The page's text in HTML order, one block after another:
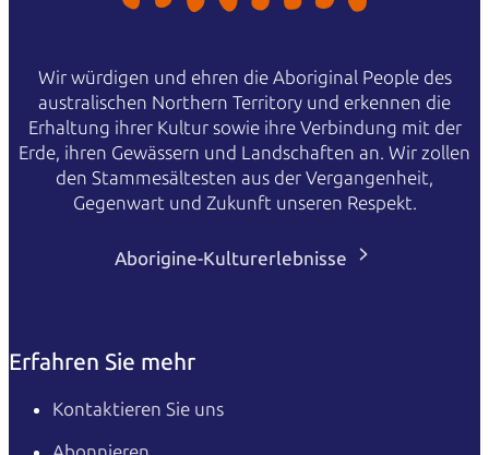
Wir würdigen und ehren die Aboriginal People des
australischen Northern Territory und erkennen die
Erhaltung ihrer Kultur sowie ihre Verbindung mit der
Erde, ihren Gewässern und Landschaften an. Wir zollen
den Stammesältesten aus der Vergangenheit,
Gegenwart und Zukunft unseren Respekt.
Aborigine-Kulturerlebnisse
Erfahren Sie mehr
Kontaktieren Sie uns